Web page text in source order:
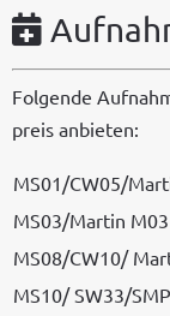
Fol­gende
preis anbieten:
MS01/CW05/
MS03/Martin M03
MS08/CW10/
MS10/ SW33/